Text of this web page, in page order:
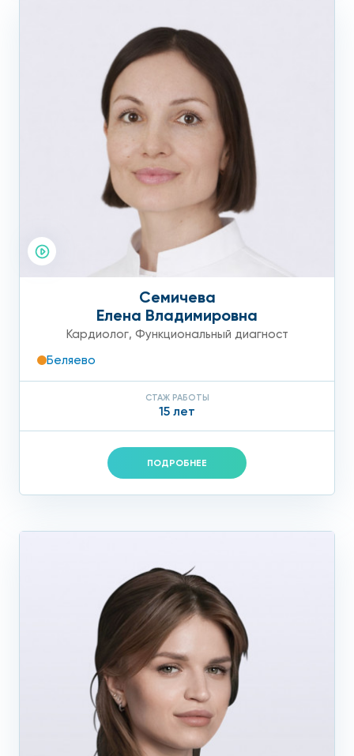
Семичева
Елена Владимировна
Кардиолог, Функциональный диагност
Беляево
СТАЖ РАБОТЫ
15 лет
ПОДРОБНЕЕ